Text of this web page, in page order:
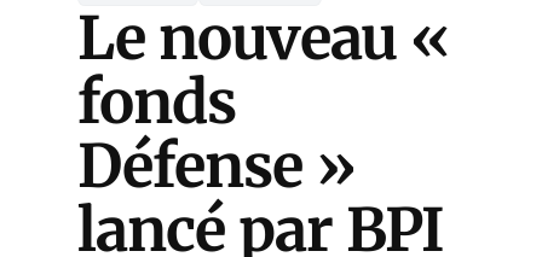
Le nouveau «
fonds
Défense »
lancé par BPI